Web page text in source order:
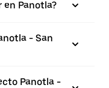
en Panotla?
- San
Panotla -